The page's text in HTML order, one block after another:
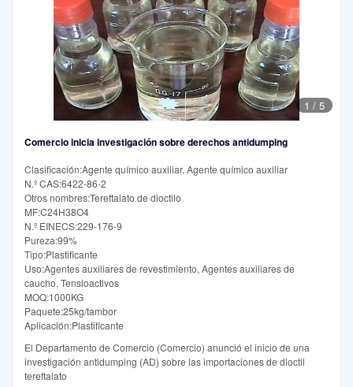
1 / 5
Comercio inicia investigación sobre derechos antidumping
Clasificación:Agente químico auxiliar, Agente químico auxiliar
N.º CAS:6422-86-2
Otros nombres:Tereftalato de dioctilo
MF:C24H38O4
N.º EINECS:229-176-9
Pureza:99%
Tipo:Plastificante
Uso:Agentes auxiliares de revestimiento, Agentes auxiliares de
caucho, Tensioactivos
MOQ:1000KG
Paquete:25kg/tambor
Aplicación:Plastificante
El Departamento de Comercio (Comercio) anunció el inicio de una
investigación antidumping (AD) sobre las importaciones de dioctil
tereftalato